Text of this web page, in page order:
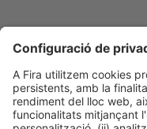
Facebook Twitter